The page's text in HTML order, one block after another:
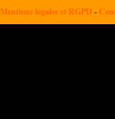
Mentions légales et RGPD -